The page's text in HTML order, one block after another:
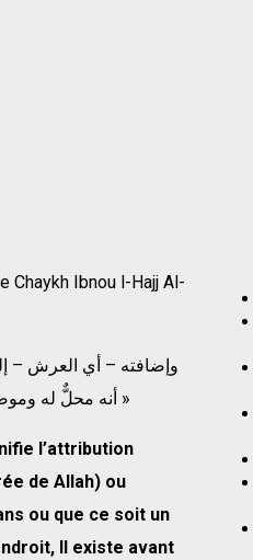
Chaykh Ibnou l-Hajj Al-
أنه محلٌّ له وموضع لاستقراره إذ ليس – الله – في مكان ، فقد كان قبل أن يَخْلُقَ الـمكان »
l’attribution
de Allah) ou
ou que ce soit un
Il existe avant